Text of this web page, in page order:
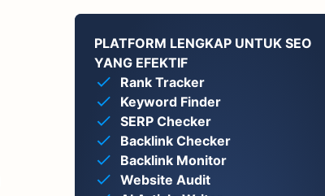
PLATFORM LENGKAP UNTUK SEO
YANG EFEKTIF
Rank Tracker
Keyword Finder
SERP Checker
Backlink Checker
Backlink Monitor
Website Audit